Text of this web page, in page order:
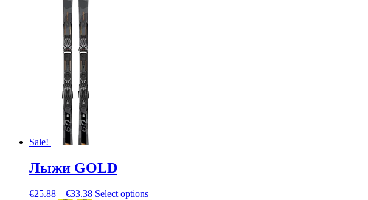
Sale!
Лыжи GOLD
€25.88 – €33.38 Select options